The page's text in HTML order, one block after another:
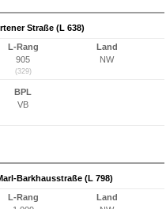
Straße (L 638)
L-Rang
905
(329)
Land
NW
BPL
VB
Barkhausstraße (L 798)
L-Rang
Land